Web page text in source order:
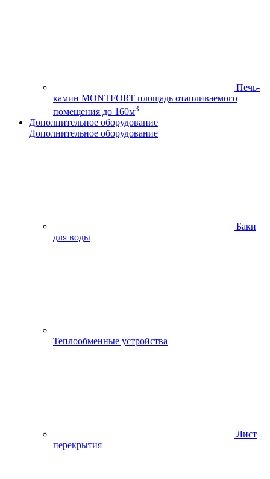
Печь-
камин MONTFORT площадь отапливаемого
помещения до 160м3
Дополнительное оборудование
Дополнительное оборудование
Баки
для воды
Теплообменные устройства
Лист
перекрытия